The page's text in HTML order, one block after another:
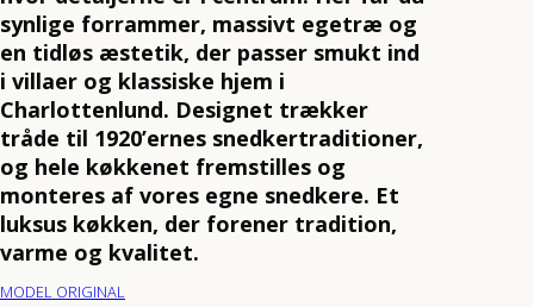
synlige forrammer, massivt egetræ og
en tidløs æstetik, der passer smukt ind
i villaer og klassiske hjem i
Charlottenlund. Designet trækker
tråde til 1920’ernes snedkertraditioner,
og hele køkkenet fremstilles og
monteres af vores egne snedkere. Et
luksus køkken, der forener tradition,
varme og kvalitet.
MODEL ORIGINAL